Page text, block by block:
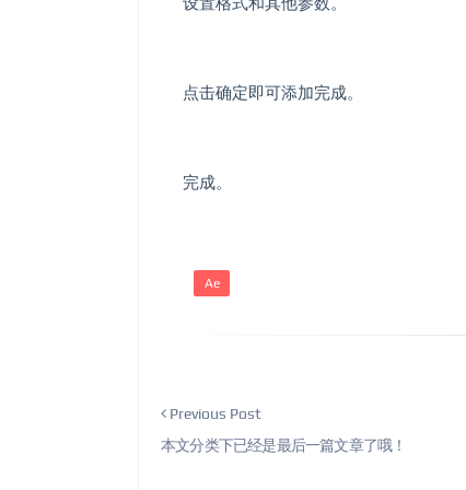
点击确定即可添加完成。
完成。
Ae
Previous Post
本文分类下已经是最后一篇文章了哦！